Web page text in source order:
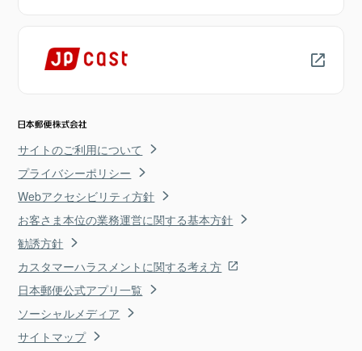
サイトのご利用について
プライバシーポリシー
Webアクセシビリティ方針
お客さま本位の業務運営に関する基本方針
勧誘方針
カスタマーハラスメントに関する考え方
日本郵便公式アプリ一覧
ソーシャルメディア
サイトマップ